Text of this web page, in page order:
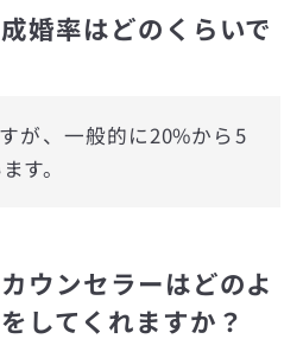
婚率はどのくらいで
が、一般的に20%から5
す。
ウンセラーはどのよ
してくれますか？